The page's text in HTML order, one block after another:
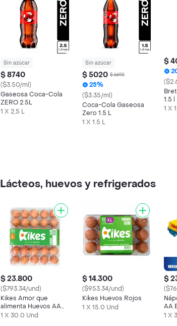
Sin azúcar
$ 8740
($3.50/ml)
Gaseosa Coca-Cola
ZERO 2.5L
1 X 2,5 L
Sin azúcar
$ 5020 $ 6690
25%
($3.35/ml)
Coca-Cola Gaseosa
Zero 1.5 L
1 X 1.5 L
$
1.5 l
1 X
Lácteos, huevos y refrigerados
$ 23.800
($793.34/und)
Kikes Amor que
alimenta Huevos AA
Rojos L
1 X 30.0 Und
$ 14.300
($953.34/und)
Kikes Huevos Rojos
1 X 15.0 Und
$
AA
1 X